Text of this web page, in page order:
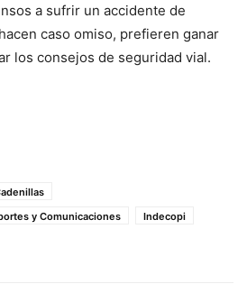
a sufrir un accidente de
caso omiso, prefieren ganar
los consejos de seguridad vial.
y Comunicaciones
Indecopi